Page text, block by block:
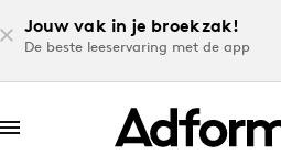
Jouw vak in je broekzak!
De beste leeservaring met de app